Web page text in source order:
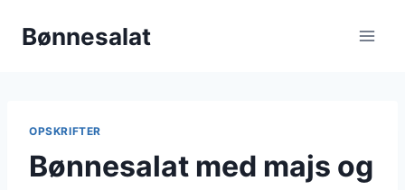
Bønnesalat
OPSKRIFTER
Bønnesalat med majs og